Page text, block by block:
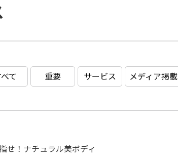
お知らせ（コーポレートサイト）
重要 サービス メディア掲載
せ！ナチュラル美ボディ